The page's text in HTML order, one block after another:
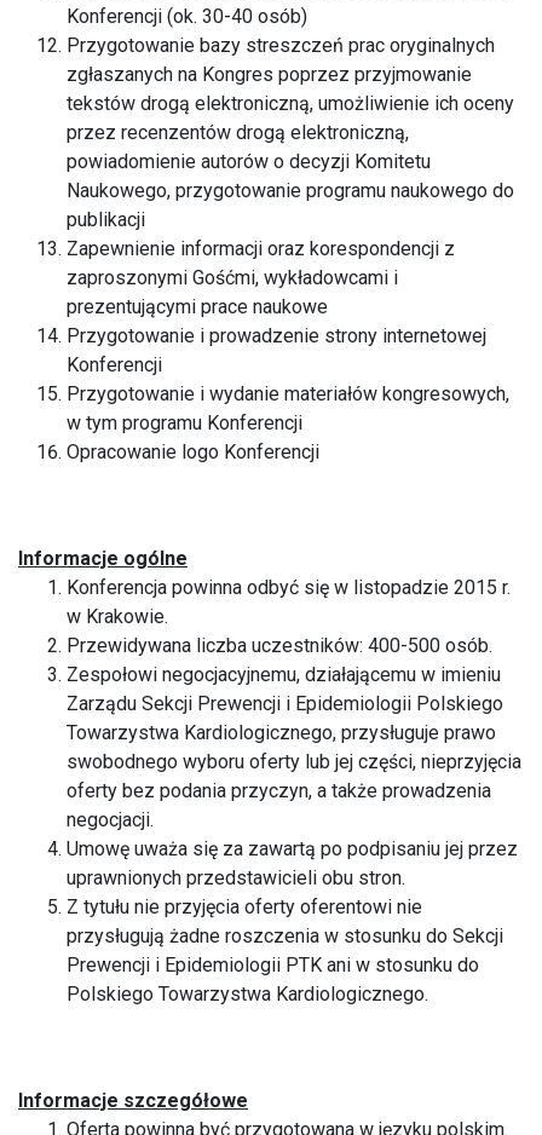
Konferencji (ok. 30-40 osób)
Przygotowanie bazy streszczeń prac oryginalnych
zgłaszanych na Kongres poprzez przyjmowanie
tekstów drogą elektroniczną, umożliwienie ich oceny
przez recenzentów drogą elektroniczną,
powiadomienie autorów o decyzji Komitetu
Naukowego, przygotowanie programu naukowego do
publikacji
Zapewnienie informacji oraz korespondencji z
zaproszonymi Gośćmi, wykładowcami i
prezentującymi prace naukowe
Przygotowanie i prowadzenie strony internetowej
Konferencji
Przygotowanie i wydanie materiałów kongresowych,
w tym programu Konferencji
Opracowanie logo Konferencji
Informacje ogólne
Konferencja powinna odbyć się w listopadzie 2015 r.
w Krakowie.
Przewidywana liczba uczestników: 400-500 osób.
Zespołowi negocjacyjnemu, działającemu w imieniu
Zarządu Sekcji Prewencji i Epidemiologii Polskiego
Towarzystwa Kardiologicznego, przysługuje prawo
swobodnego wyboru oferty lub jej części, nieprzyjęcia
oferty bez podania przyczyn, a także prowadzenia
negocjacji.
Umowę uważa się za zawartą po podpisaniu jej przez
uprawnionych przedstawicieli obu stron.
Z tytułu nie przyjęcia oferty oferentowi nie
przysługują żadne roszczenia w stosunku do Sekcji
Prewencji i Epidemiologii PTK ani w stosunku do
Polskiego Towarzystwa Kardiologicznego.
Informacje szczegółowe
Oferta powinna być przygotowana w języku polskim.